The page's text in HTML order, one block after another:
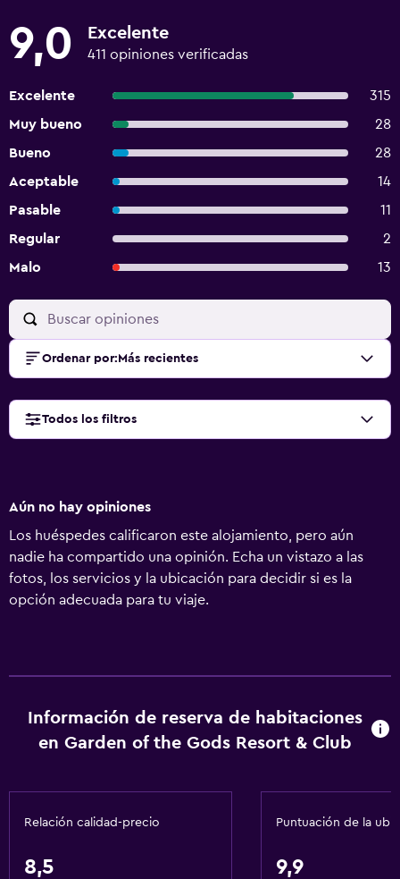
9,0 Excelente
411 opiniones verificadas
Excelente
315
Muy bueno
28
Bueno
28
Aceptable
14
Pasable
11
Regular
2
Malo
13
Ordenar por: Más recientes
Todos los filtros
Aún no hay opiniones
Los huéspedes calificaron este alojamiento, pero aún
nadie ha compartido una opinión. Echa un vistazo a las
fotos, los servicios y la ubicación para decidir si es la
opción adecuada para tu viaje.
Información de reserva de habitaciones
en Garden of the Gods Resort & Club
Relación calidad-precio
8,5
Puntuación de la
9,9